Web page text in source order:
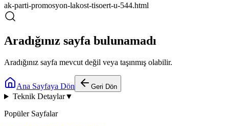
ak-parti-promosyon-lakost-tisoert-u-544.html
Aradığınız sayfa bulunamadı
Aradığınız sayfa mevcut değil veya taşınmış olabilir.
Ana Sayfaya Dön Geri Dön
Teknik Detaylar▼
Popüler Sayfalar